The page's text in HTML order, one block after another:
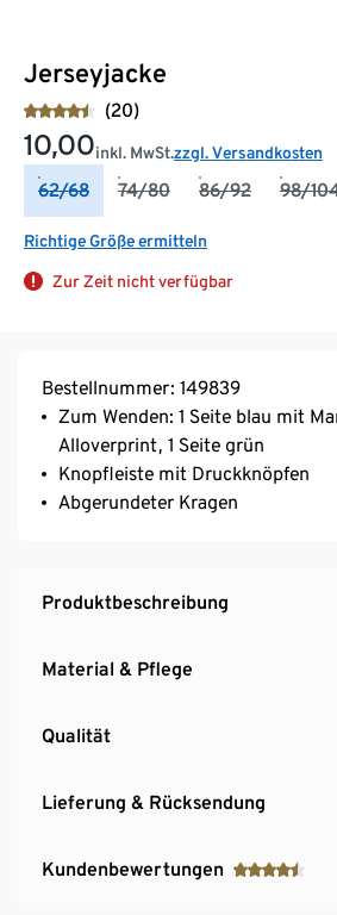
Jerseyjacke
(20)
10,00inkl. MwSt.zzgl. Versandkosten
62/68 74/80 86/92 98/
Richtige Größe ermitteln
Zur Zeit nicht verfügbar
Bestellnummer: 149839
Zum Wenden: 1 Seite blau mit
Alloverprint, 1 Seite grün
Knopfleiste mit Druckknöpfen
Abgerundeter Kragen
Produktbeschreibung
Material & Pflege
Qualität
Lieferung & Rücksendung
Kundenbewertungen